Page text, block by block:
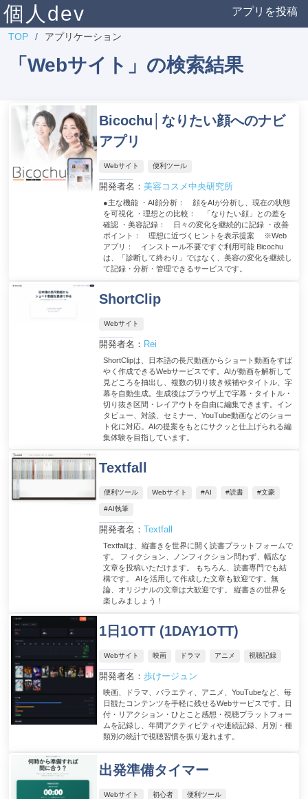
個人dev アプリを投稿
TOP アプリケーション
「Webサイト」の検索結果
Bicochu│なりたい顔へのナビ
アプリ
Webサイト 便利ツール
開発者名： 美容コスメ中央研究所
●主な機能 ・AI顔分析： 顔をAIが分析し、現在の状態
を可視化 ・理想との比較： 「なりたい顔」との差を
確認 ・美容記録： 日々の変化を継続的に記録 ・改善
ポイント： 理想に近づくヒントを表示提案 ※Web
アプリ： インストール不要ですぐ利用可能 Bicochu
は、「診断して終わり」ではなく、美容の変化を継続し
て記録・分析・管理できるサービスです。
ShortClip
Webサイト
開発者名： Rei
ShortClipは、日本語の長尺動画からショート動画をすば
やく作成できるWebサービスです。AIが動画を解析して
見どころを抽出し、複数の切り抜き候補やタイトル、字
幕を自動生成。生成後はブラウザ上で字幕・タイトル・
切り抜き区間・レイアウトを自由に編集できます。イン
タビュー、対談、セミナー、YouTube動画などのショー
ト化に対応。AIの提案をもとにサクッと仕上げられる編
集体験を目指しています。
Textfall
便利ツール Webサイト #AI #読書 #文豪
#AI執筆
開発者名： Textfall
Textfallは、縦書きを世界に開く読書プラットフォームで
す。 フィクション、ノンフィクション問わず、幅広な
文章を投稿いただけます。 もちろん、読書専門でも結
構です。 AIを活用して作成した文章も歓迎です。無
論、オリジナルの文章は大歓迎です。 縦書きの世界を
楽しみましょう！
1日1OTT (1DAY1OTT)
Webサイト 映画 ドラマ アニメ 視聴記録
開発者名： 歩けージュン
映画、ドラマ、バラエティ、アニメ、YouTubeなど、毎
日観たコンテンツを手軽に残せるWebサービスです。日
付・リアクション・ひとこと感想・視聴プラットフォー
ムを記録し、年間アクティビティや連続記録、月別・種
類別の統計で視聴習慣を振り返れます。
出発準備タイマー
Webサイト 初心者 便利ツール